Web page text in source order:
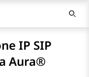
IP SIP
Aura®